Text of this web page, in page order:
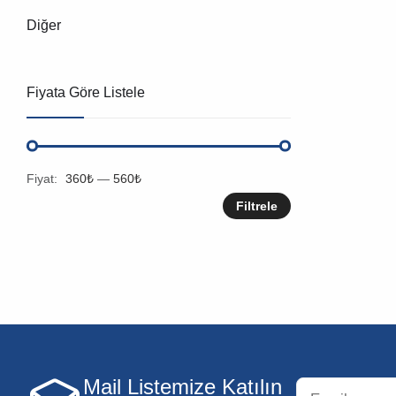
Diğer
Fiyata Göre Listele
Fiyat: 360₺ — 560₺
Filtrele
Mail Listemize Katılın